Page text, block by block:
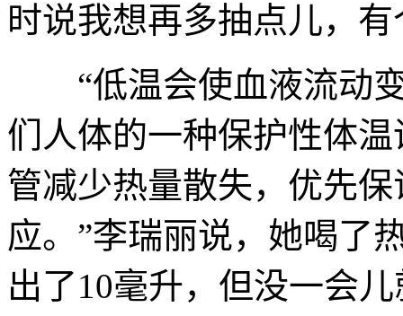
时说我想再多抽点儿，
“低温会使血液流动变
们人体的一种保护性体
管减少热量散失，优先
应。”李瑞丽说，她喝了
出了10毫升，但没一会